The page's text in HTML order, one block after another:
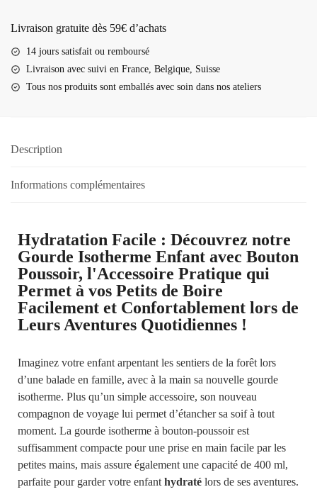
Livraison gratuite dès 59€ d’achats
14 jours satisfait ou remboursé
Livraison avec suivi en France, Belgique, Suisse
Tous nos produits sont emballés avec soin dans nos ateliers
Description
Informations complémentaires
Hydratation Facile : Découvrez notre
Gourde Isotherme Enfant avec Bouton
Poussoir, l'Accessoire Pratique qui
Permet à vos Petits de Boire
Facilement et Confortablement lors de
Leurs Aventures Quotidiennes !
Imaginez votre enfant arpentant les sentiers de la forêt lors
d’une balade en famille, avec à la main sa nouvelle gourde
isotherme. Plus qu’un simple accessoire, son nouveau
compagnon de voyage lui permet d’étancher sa soif à tout
moment. La gourde isotherme à bouton-poussoir est
suffisamment compacte pour une prise en main facile par les
petites mains, mais assure également une capacité de 400 ml,
parfaite pour garder votre enfant hydraté lors de ses aventures.